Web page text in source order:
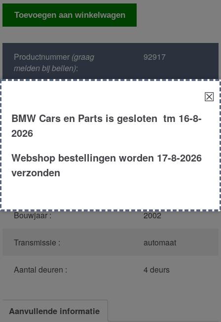
ExtraToevoegen aan winkelwagen
Productnummer(graag
melden bij bellen):
92917
Kleur :
482 toledo blauw
Carroserie : Sedan
Bouwjaar : 2002
Transmissie : automaat
Aantal deuren : 4 deurs
Aanvullende informatie
☒
BMW Cars en Parts is gesloten tm 16-8-
2026
Webshop bestellingen worden 17-8-2026
verzonden